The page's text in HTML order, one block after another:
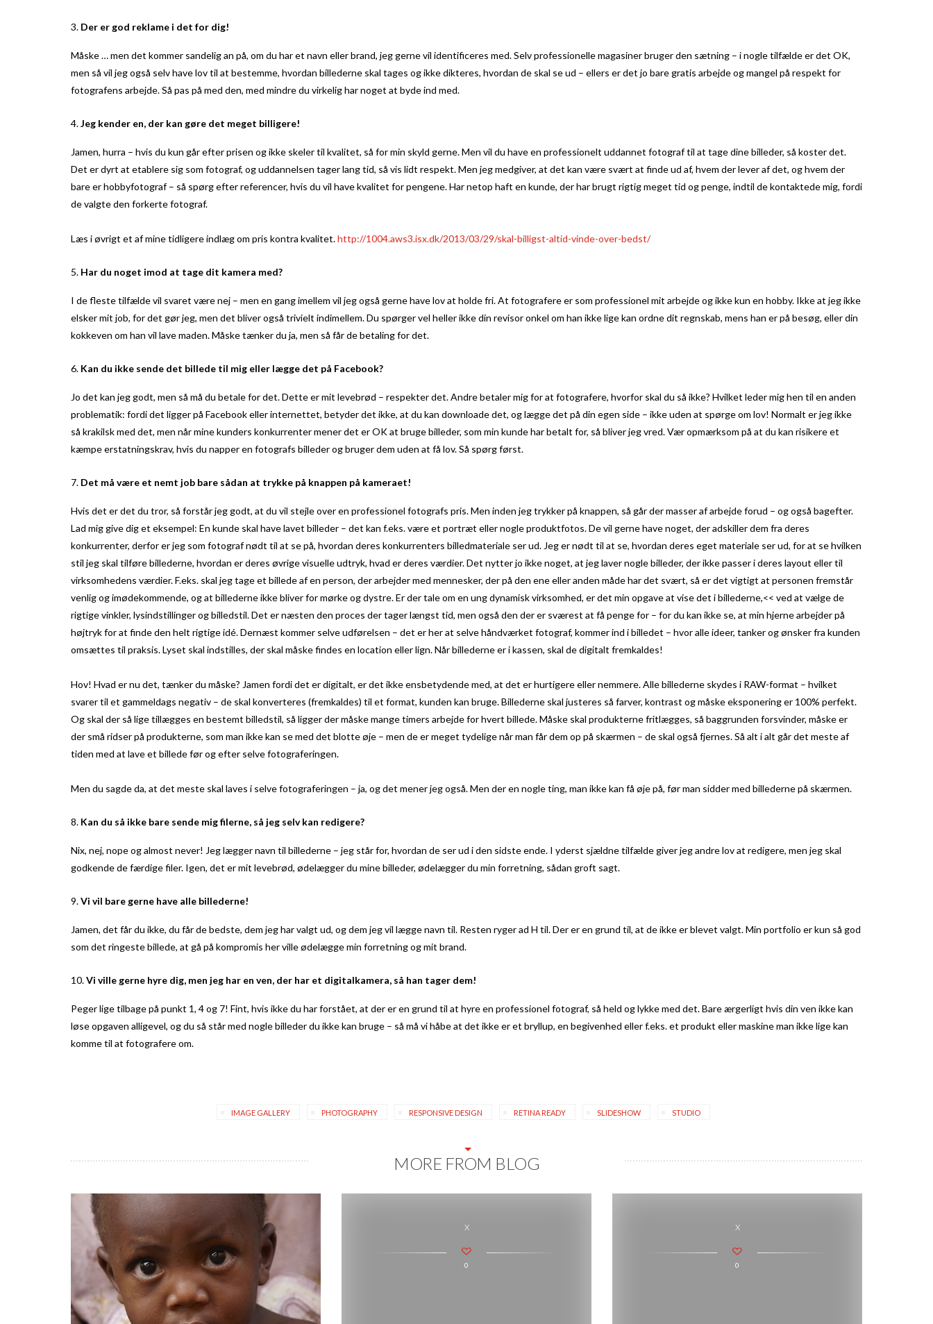
Der er god reklame i det for dig!
Måske … men det kommer sandelig an på, om du har et navn eller brand, jeg gerne vil identificeres med. Selv professionelle magasiner bruger den sætning – i nogle tilfælde er det OK,
men så vil jeg også selv have lov til at bestemme, hvordan billederne skal tages og ikke dikteres, hvordan de skal se ud – ellers er det jo bare gratis arbejde og mangel på respekt for
fotografens arbejde. Så pas på med den, med mindre du virkelig har noget at byde ind med.
Jeg kender en, der kan gøre det meget billigere!
Jamen, hurra – hvis du kun går efter prisen og ikke skeler til kvalitet, så for min skyld gerne. Men vil du have en professionelt uddannet fotograf til at tage dine billeder, så koster det.
Det er dyrt at etablere sig som fotograf, og uddannelsen tager lang tid, så vis lidt respekt. Men jeg medgiver, at det kan være svært at finde ud af, hvem der lever af det, og hvem der
bare er hobbyfotograf – så spørg efter referencer, hvis du vil have kvalitet for pengene. Har netop haft en kunde, der har brugt rigtig meget tid og penge, indtil de kontaktede mig, fordi
de valgte den forkerte fotograf.
Læs i øvrigt et af mine tidligere indlæg om pris kontra kvalitet.http://1004.aws3.isx.dk/2013/03/29/skal-billigst-altid-vinde-over-bedst/
Har du noget imod at tage dit kamera med?
I de fleste tilfælde vil svaret være nej – men en gang imellem vil jeg også gerne have lov at holde fri. At fotografere er som professionel mit arbejde og ikke kun en hobby. Ikke at jeg ikke
elsker mit job, for det gør jeg, men det bliver også trivielt indimellem. Du spørger vel heller ikke din revisor onkel om han ikke lige kan ordne dit regnskab, mens han er på besøg, eller din
kokkeven om han vil lave maden. Måske tænker du ja, men så får de betaling for det.
Kan du ikke sende det billede til mig eller lægge det på Facebook?
Jo det kan jeg godt, men så må du betale for det. Dette er mit levebrød – respekter det. Andre betaler mig for at fotografere, hvorfor skal du så ikke? Hvilket leder mig hen til en anden
problematik: fordi det ligger på Facebook eller internettet, betyder det ikke, at du kan downloade det, og lægge det på din egen side – ikke uden at spørge om lov! Normalt er jeg ikke
så krakilsk med det, men når mine kunders konkurrenter mener det er OK at bruge billeder, som min kunde har betalt for, så bliver jeg vred. Vær opmærksom på at du kan risikere et
kæmpe erstatningskrav, hvis du napper en fotografs billeder og bruger dem uden at få lov. Så spørg først.
Det må være et nemt job bare sådan at trykke på knappen på kameraet!
Hvis det er det du tror, så forstår jeg godt, at du vil stejle over en professionel fotografs pris. Men inden jeg trykker på knappen, så går der masser af arbejde forud – og også bagefter.
Lad mig give dig et eksempel: En kunde skal have lavet billeder – det kan f.eks. være et portræt eller nogle produktfotos. De vil gerne have noget, der adskiller dem fra deres
konkurrenter, derfor er jeg som fotograf nødt til at se på, hvordan deres konkurrenters billedmateriale ser ud. Jeg er nødt til at se, hvordan deres eget materiale ser ud, for at se hvilken
stil jeg skal tilføre billederne, hvordan er deres øvrige visuelle udtryk, hvad er deres værdier. Det nytter jo ikke noget, at jeg laver nogle billeder, der ikke passer i deres layout eller til
virksomhedens værdier. F.eks. skal jeg tage et billede af en person, der arbejder med mennesker, der på den ene eller anden måde har det svært, så er det vigtigt at personen fremstår
venlig og imødekommende, og at billederne ikke bliver for mørke og dystre. Er der tale om en ung dynamisk virksomhed, er det min opgave at vise det i billederne,<< ved at vælge de
rigtige vinkler, lysindstillinger og billedstil. Det er næsten den proces der tager længst tid, men også den der er sværest at få penge for – for du kan ikke se, at min hjerne arbejder på
højtryk for at finde den helt rigtige idé. Dernæst kommer selve udførelsen – det er her at selve håndværket fotograf, kommer ind i billedet – hvor alle ideer, tanker og ønsker fra kunden
omsættes til praksis. Lyset skal indstilles, der skal måske findes en location eller lign. Når billederne er i kassen, skal de digitalt fremkaldes!
Hov! Hvad er nu det, tænker du måske? Jamen fordi det er digitalt, er det ikke ensbetydende med, at det er hurtigere eller nemmere. Alle billederne skydes i RAW-format – hvilket
svarer til et gammeldags negativ – de skal konverteres (fremkaldes) til et format, kunden kan bruge. Billederne skal justeres så farver, kontrast og måske eksponering er 100% perfekt.
Og skal der så lige tillægges en bestemt billedstil, så ligger der måske mange timers arbejde for hvert billede. Måske skal produkterne fritlægges, så baggrunden forsvinder, måske er
der små ridser på produkterne, som man ikke kan se med det blotte øje – men de er meget tydelige når man får dem op på skærmen – de skal også fjernes. Så alt i alt går det meste af
tiden med at lave et billede før og efter selve fotograferingen.
Men du sagde da, at det meste skal laves i selve fotograferingen – ja, og det mener jeg også. Men der en nogle ting, man ikke kan få øje på, før man sidder med billederne på skærmen.
Kan du så ikke bare sende mig filerne, så jeg selv kan redigere?
Nix, nej, nope og almost never! Jeg lægger navn til billederne – jeg står for, hvordan de ser ud i den sidste ende. I yderst sjældne tilfælde giver jeg andre lov at redigere, men jeg skal
godkende de færdige filer. Igen, det er mit levebrød, ødelægger du mine billeder, ødelægger du min forretning, sådan groft sagt.
Vi vil bare gerne have alle billederne!
Jamen, det får du ikke, du får de bedste, dem jeg har valgt ud, og dem jeg vil lægge navn til. Resten ryger ad H til. Der er en grund til, at de ikke er blevet valgt. Min portfolio er kun så god
som det ringeste billede, at gå på kompromis her ville ødelægge min forretning og mit brand.
Vi ville gerne hyre dig, men jeg har en ven, der har et digitalkamera, så han tager dem!
Peger lige tilbage på punkt 1, 4 og 7! Fint, hvis ikke du har forstået, at der er en grund til at hyre en professionel fotograf, så held og lykke med det. Bare ærgerligt hvis din ven ikke kan
løse opgaven alligevel, og du så står med nogle billeder du ikke kan bruge – så må vi håbe at det ikke er et bryllup, en begivenhed eller f.eks. et produkt eller maskine man ikke lige kan
komme til at fotografere om.
IMAGE GALLERY PHOTOGRAPHY RESPONSIVE DESIGN RETINA READY SLIDESHOW STUDIO
MORE FROM BLOG
x
0
x
0